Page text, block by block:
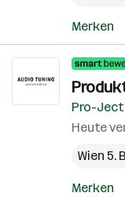
Merken
Pro-Ject
Heute
Wien 5.
Merken